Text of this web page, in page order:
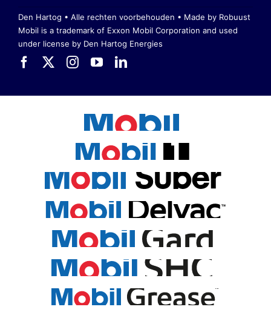
Den Hartog • Alle rechten voorbehouden • Made by Robuust
Mobil is a trademark of Exxon Mobil Corporation and used
under license by Den Hartog Energies